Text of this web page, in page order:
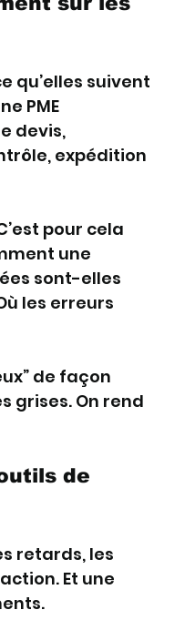
qu’elles suivent
PME
devis,
expédition
pour cela
une
sont-elles
les erreurs
de façon
grises. On rend
de
retards, les
Et une